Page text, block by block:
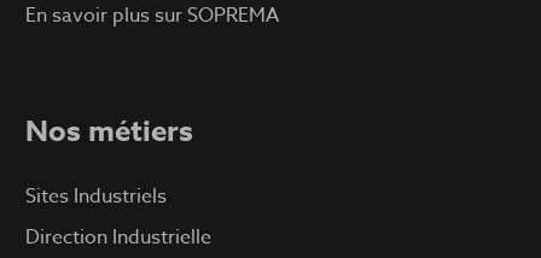
En savoir plus sur SOPREMA
Nos métiers
Sites Industriels
Direction Industrielle